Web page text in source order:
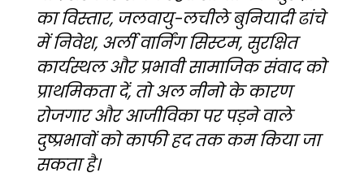
का विस्तार, जलवायु-लचीले बुनियादी ढांचे
में निवेश, अर्ली वार्निंग सिस्टम, सुरक्षित
कार्यस्थल और प्रभावी सामाजिक संवाद को
प्राथमिकता दें, तो अल नीनो के कारण
रोजगार और आजीविका पर पड़ने वाले
दुष्प्रभावों को काफी हद तक कम किया जा
सकता है।